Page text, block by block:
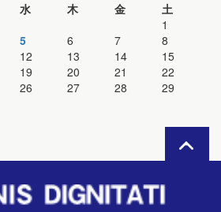
水 木 金
土
1
5 6 7
8
12 13 14
15
19 20 21
22
26 27 28
29